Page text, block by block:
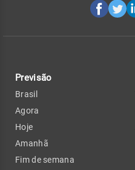
Previsão
Brasil
Agora
Hoje
Amanhã
Fim de semana